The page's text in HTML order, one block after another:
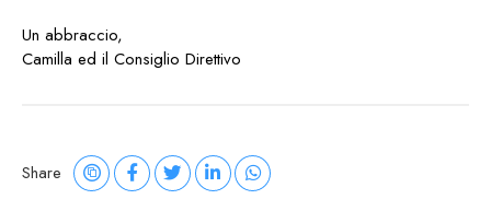
Un abbraccio,
Camilla ed il Consiglio Direttivo
Share